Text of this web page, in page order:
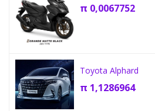
π 0,0067752
Toyota Alphard
π 1,1286964